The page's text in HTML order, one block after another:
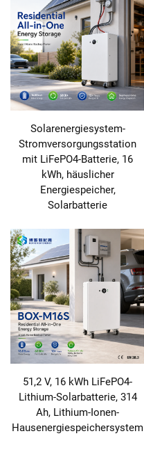
Solarenergiesystem-
Stromversorgungsstation
mit LiFePO4-Batterie, 16
kWh, häuslicher
Energiespeicher,
Solarbatterie
51,2 V, 16 kWh LiFePO4-
Lithium-Solarbatterie, 314
Ah, Lithium-Ionen-
Hausenergiespeichersystem